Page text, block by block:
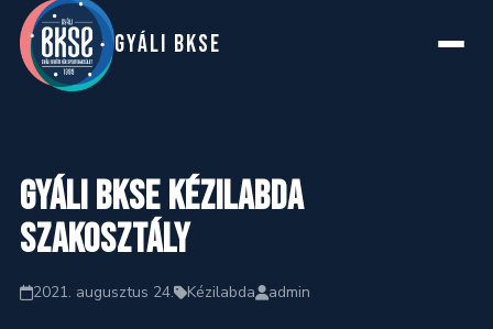
GYáLI BKSE
Rólunk
Szakosztályok
Gyáli BKSE Kézilabda
Szakosztály
2021. augusztus 24. Kézilabda admin